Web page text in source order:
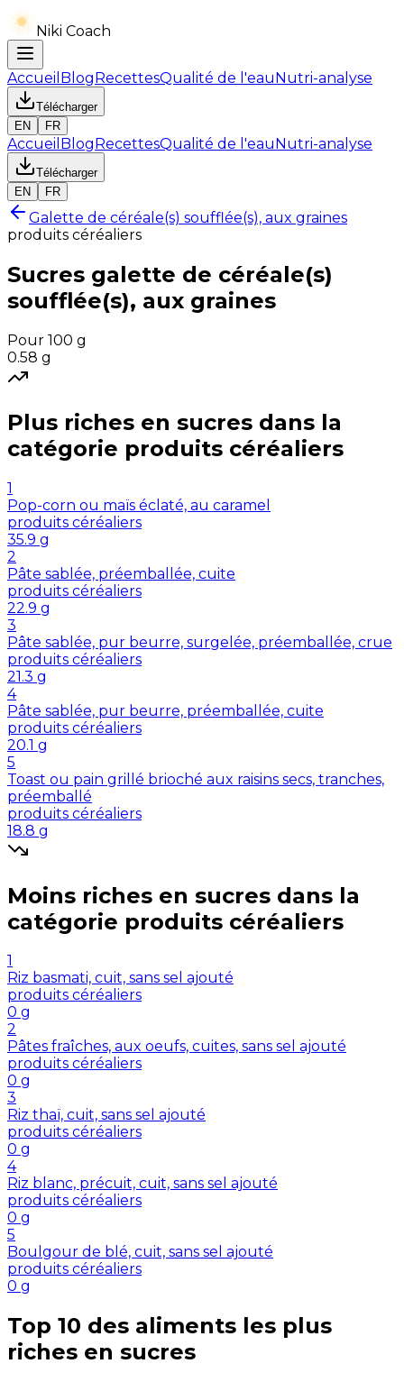
Niki Coach
Accueil BlogRecettesQualité de l'eauNutri-analyse
Télécharger
EN
FR
Accueil BlogRecettesQualité de l'eauNutri-analyse
Télécharger
EN
FR
Galette de céréale(s) soufflée(s), aux graines
produits céréaliers
Sucres galette de céréale(s)
soufflée(s), aux graines
Pour 100 g
0.58 g
Plus riches en sucres dans la
catégorie produits céréaliers
1
Pop-corn ou maïs éclaté, au caramel
produits céréaliers
35.9 g
2
Pâte sablée, préemballée, cuite
produits céréaliers
22.9 g
3
Pâte sablée, pur beurre, surgelée, préemballée, crue
produits céréaliers
21.3 g
4
Pâte sablée, pur beurre, préemballée, cuite
produits céréaliers
20.1 g
5
Toast ou pain grillé brioché aux raisins secs, tranches,
préemballé
produits céréaliers
18.8 g
Moins riches en sucres dans la
catégorie produits céréaliers
1
Riz basmati, cuit, sans sel ajouté
produits céréaliers
0 g
2
Pâtes fraîches, aux oeufs, cuites, sans sel ajouté
produits céréaliers
0 g
3
Riz thaï, cuit, sans sel ajouté
produits céréaliers
0 g
4
Riz blanc, précuit, cuit, sans sel ajouté
produits céréaliers
0 g
5
Boulgour de blé, cuit, sans sel ajouté
produits céréaliers
0 g
Top 10 des aliments les plus
riches en sucres